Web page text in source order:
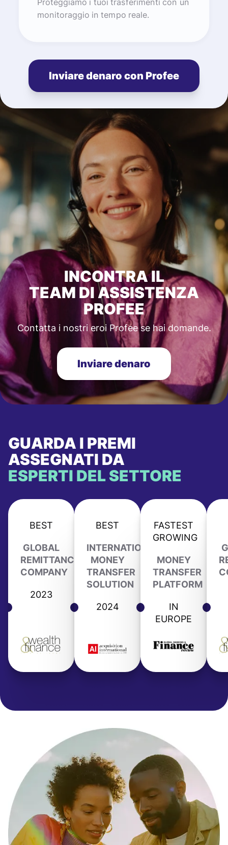
Proteggiamo i tuoi trasferimenti con un
monitoraggio in tempo reale.
Inviare denaro con Profee
INCONTRA IL
TEAM DI ASSISTENZA
PROFEE
Contatta i nostri eroi Profee se hai domande.
Inviare denaro
GUARDA I PREMI
ASSEGNATI DA
ESPERTI DEL SETTORE
BEST
GLOBAL
REMITTANCE
COMPANY
2023
BEST
INTERNATIONAL
MONEY
TRANSFER
SOLUTION
2024
FASTEST
GROWING
MONEY
TRANSFER
PLATFORM
IN
EUROPE